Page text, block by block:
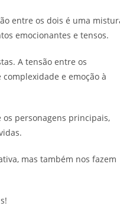
entre os dois é uma
emocionantes e tensos.
A tensão entre os
e emoção à
personagens principais,
mas também nos fazem